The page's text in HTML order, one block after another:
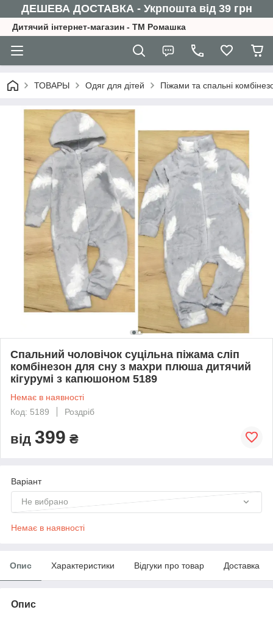
ДЕШЕВА ДОСТАВКА - Укрпошта від 39 грн
Дитячий інтернет-магазин - ТМ Ромашка
ТОВАРЫ Одяг для дітей Піжами та спальні
Спальний чоловічок суцільна піжама сліп
комбінезон для сну з махри плюша дитячий
кігурумі з капюшоном 5189
Немає в наявності
Код: 5189
Роздріб
від 399 ₴
Варіант
Не вибрано
Немає в наявності
Опис Характеристики Відгуки про товар Доставка
Опис